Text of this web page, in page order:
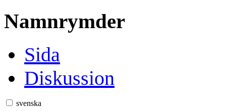
Namnrymder
Sida
Diskussion
svenska